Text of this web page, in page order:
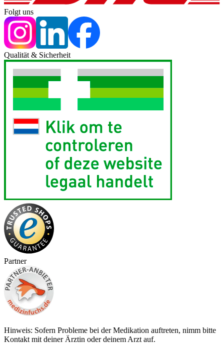
Folgt uns
Qualität & Sicherheit
Partner
Hinweis: Sofern Probleme bei der Medikation auftreten, nimm bitte
Kontakt mit deiner Ärztin oder deinem Arzt auf.